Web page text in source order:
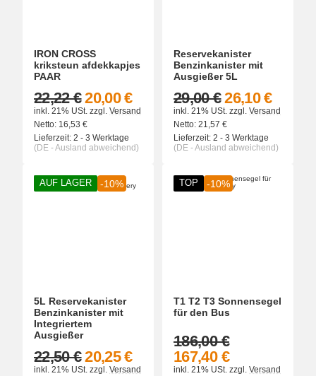
IRON CROSS
kriksteun afdekkapjes
PAAR
20,00 €
22,22 €
inkl. 21% USt. zzgl. Versand
Netto: 16,53 €
Lieferzeit: 2 - 3 Werktage
(DE - Ausland abweichend)
Reservekanister
Benzinkanister mit
Ausgießer 5L
26,10 €
29,00 €
inkl. 21% USt. zzgl. Versand
Netto: 21,57 €
Lieferzeit: 2 - 3 Werktage
(DE - Ausland abweichend)
AUF LAGER -10%
5L Reservekanister
Benzinkanister mit
Integriertem
Ausgießer
20,25 €
22,50 €
inkl. 21% USt. zzgl. Versand
TOP -10%
T1 T2 T3 Sonnensegel
für den Bus
167,40 €
186,00 €
inkl. 21% USt. zzgl. Versand